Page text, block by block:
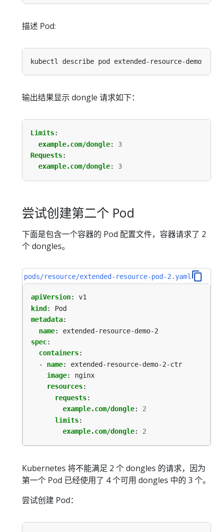
描述 Pod:
输出结果显示 dongle 请求如下：
Limits:
example.com/dongle:
3
Requests:
example.com/dongle: 3
尝试创建第二个 Pod
下面是包含一个容器的 Pod 配置文件，容器请求了 2
个 dongles。
pods/resource/extended-resource-pod-2.yaml
apiVersion:
v1
kind :
Pod
metadata:
name:
extended-resource-demo-2
spec:
containers:
- name:
extended-resource-demo-2-ctr
image:
nginx
resources:
requests:
example.com/dongle:
2
limits:
example.com/dongle: 2
Kubernetes 将不能满足 2 个 dongles 的请求，因为
第一个 Pod 已经使用了 4 个可用 dongles 中的 3 个。
尝试创建 Pod：